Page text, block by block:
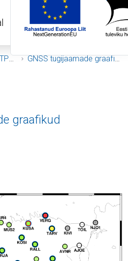
GNSS tugijaamade graafikud
graafikud